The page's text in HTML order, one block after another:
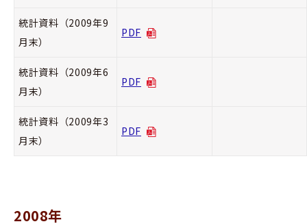
統計資料（2009年9
月末）
PDF
統計資料（2009年6
月末）
PDF
統計資料（2009年3
月末）
PDF
2008年